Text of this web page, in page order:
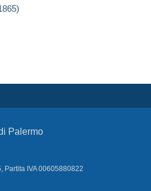
Palermo
Partita IVA 00605880822